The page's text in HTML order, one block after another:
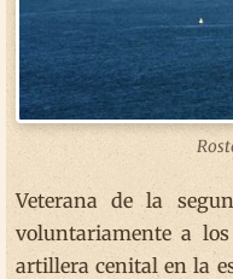
Veterana de la
voluntariamente a
artillera cenital en la